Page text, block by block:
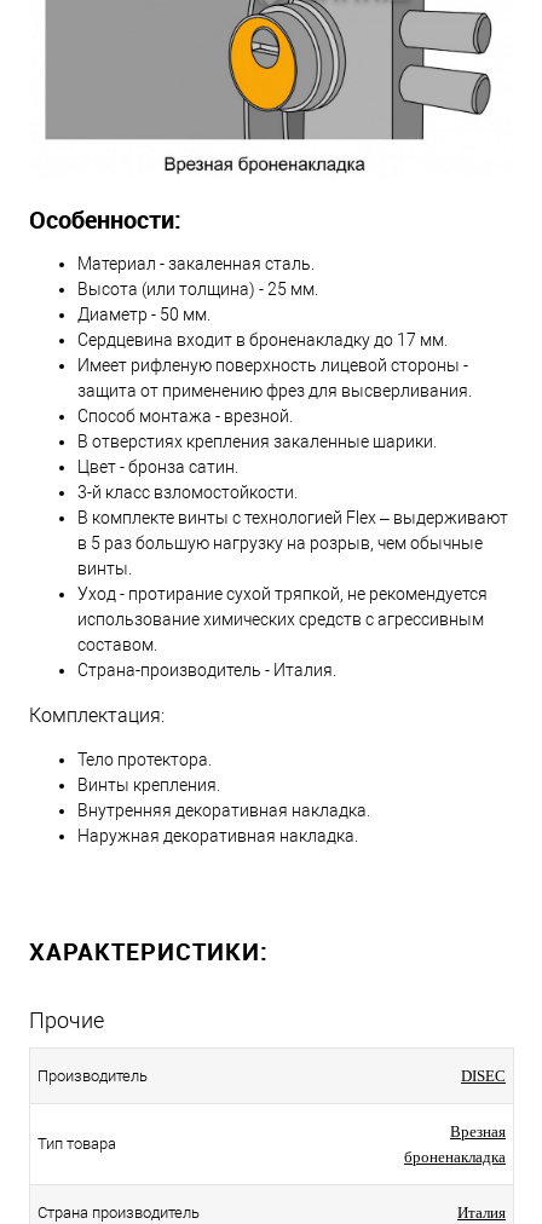
Особенности:
Материал - закаленная сталь.
Высота (или толщина) - 25 мм.
Диаметр - 50 мм.
Сердцевина входит в броненакладку до 17 мм.
Имеет рифленую поверхность лицевой стороны -
защита от применению фрез для высверливания.
Способ монтажа - врезной.
В отверстиях крепления закаленные шарики.
Цвет - бронза сатин.
3-й класс взломостойкости.
В комплекте винты с технологией Flex – выдерживают
в 5 раз большую нагрузку на розрыв, чем обычные
винты.
Уход - протирание сухой тряпкой, не рекомендуется
использование химических средств с агрессивным
составом.
Страна-производитель - Италия.
Комплектация:
Тело протектора.
Винты крепления.
Внутренняя декоративная накладка.
Наружная декоративная накладка.
ХАРАКТЕРИСТИКИ:
Прочие
Производитель DISEC
Тип товара
Врезная
броненакладка
Страна производитель Италия